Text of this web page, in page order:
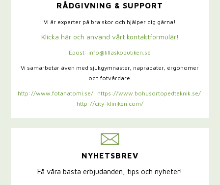
RÅDGIVNING & SUPPORT
Vi är experter på bra skor och hjälper dig gärna!
Klicka här och använd vårt kontaktformulär!
Epost: info@lillaskobutiken.se
Vi samarbetar även med sjukgymnaster, naprapater, ergonomer
och fotvårdare.
http://www.fotanatomi.se/
https://www.bohusortopedteknik.se/
http://city-kliniken.com/
NYHETSBREV
Få våra bästa erbjudanden, tips och nyheter!